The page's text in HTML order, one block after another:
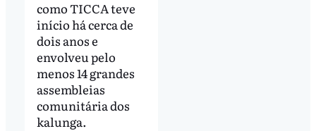
como TICCA teve
início há cerca de
dois anos e
envolveu pelo
menos 14 grandes
assembleias
comunitária dos
kalunga.